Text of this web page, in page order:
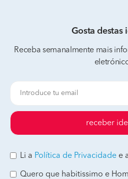
Gosta destas
Receba semanalmente mais
receber
Li a Política de Privacidade e
Quero que habitissimo e